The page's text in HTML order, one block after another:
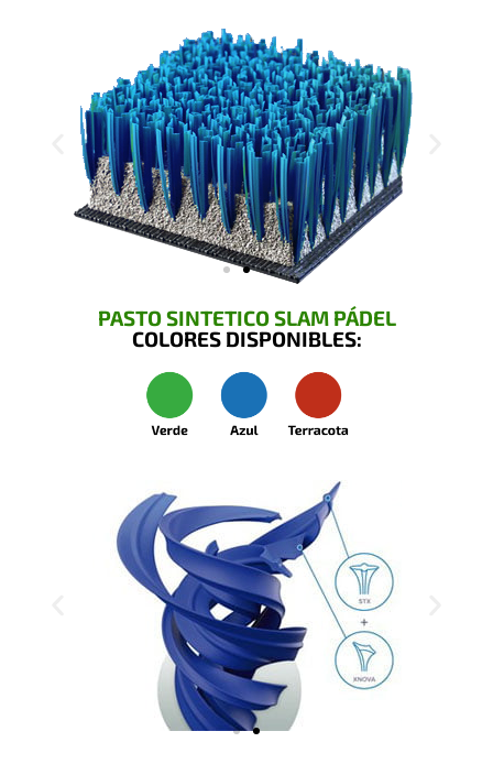
PASTO SINTETICO SLAM PÁDEL
COLORES DISPONIBLES: